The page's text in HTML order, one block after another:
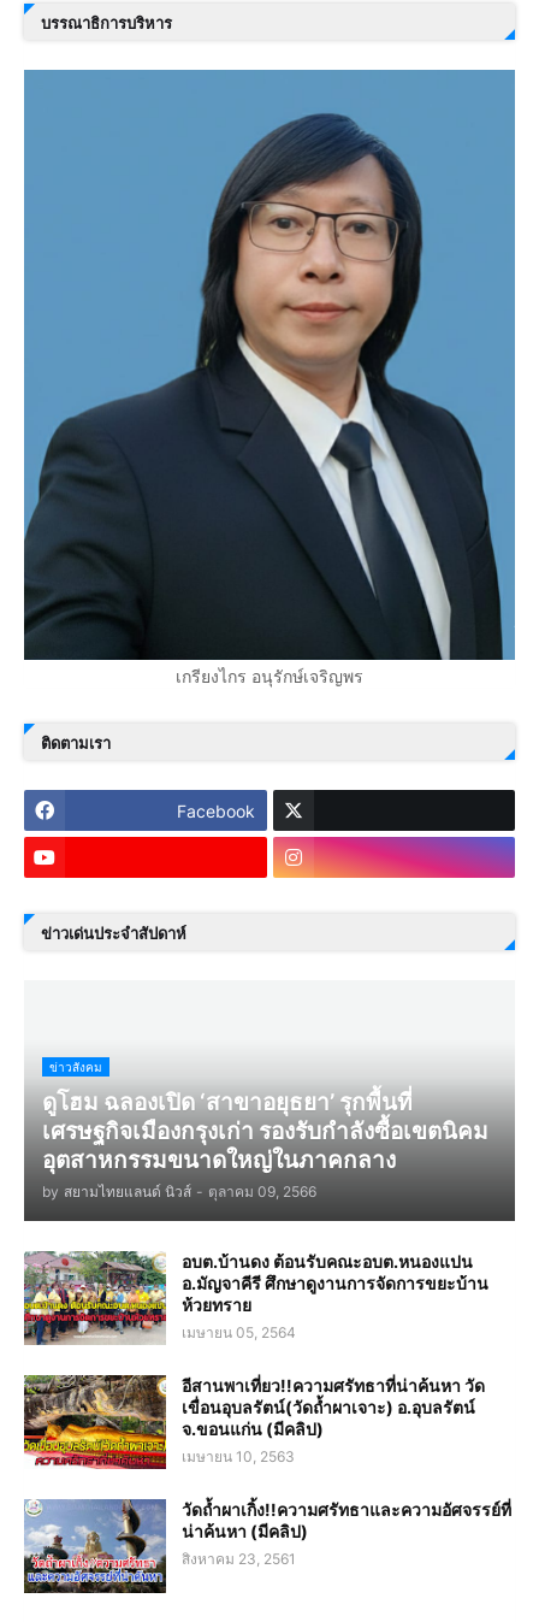
บรรณาธิการบริหาร
เกรียงไกร อนุรักษ์เจริญพร
ติดตามเรา
Facebook
ข่าวเด่นประจำสัปดาห์
ข่าวสังคม
ดูโฮม ฉลองเปิด ‘สาขาอยุธยา’ รุกพื้นที่
เศรษฐกิจเมืองกรุงเก่า รองรับกำลังซื้อเขตนิคม
อุตสาหกรรมขนาดใหญ่ในภาคกลาง
by สยามไทยแลนด์ นิวส์ - ตุลาคม 09, 2566
อบต.บ้านดง ต้อนรับคณะอบต.หนองแปน
อ.มัญจาคีรี ศึกษาดูงานการจัดการขยะบ้าน
ห้วยทราย
เมษายน 05, 2564
อีสานพาเที่ยว!!ความศรัทธาที่น่าค้นหา วัด
เขื่อนอุบลรัตน์(วัดถ้ำผาเจาะ) อ.อุบลรัตน์
จ.ขอนแก่น (มีคลิป)
เมษายน 10, 2563
วัดถ้ำผาเกิ้ง!!ความศรัทธาและความอัศจรรย์ที่
น่าค้นหา (มีคลิป)
สิงหาคม 23, 2561